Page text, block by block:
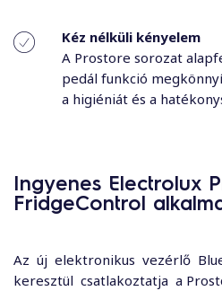
Kéz nélküli kényelem
A Prostore sorozat
pedál funkció
a higiéniát és a
Ingyenes Electrolux
FridgeControl
Az új elektronikus vezérlő
keresztül csatlakoztatja a